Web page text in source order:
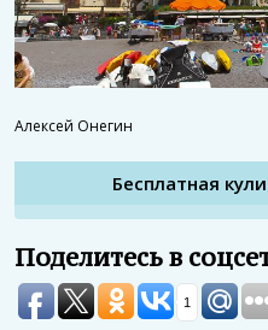
Алексей Онегин
Бесплатная
Поделитесь в
1